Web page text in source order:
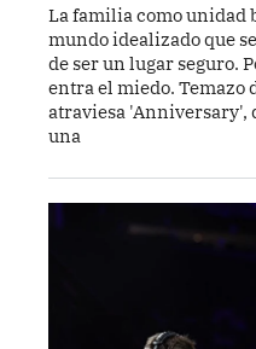
La familia como unidad
mundo idealizado que
de ser un lugar seguro.
entra el miedo. Temazo
atraviesa 'Anniversary',
una